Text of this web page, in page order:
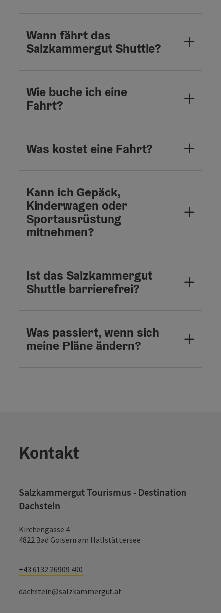
Wann fährt das
Salzkammergut Shuttle?
Wie buche ich eine
Fahrt?
Was kostet eine Fahrt?
Kann ich Gepäck,
Kinderwagen oder
Sportausrüstung
mitnehmen?
Ist das Salzkammergut
Shuttle barrierefrei?
Was passiert, wenn sich
meine Pläne ändern?
Kontakt
Salzkammergut Tourismus - Destination
Dachstein
Kirchengasse 4
4822 Bad Goisern am Hallstättersee
+43 6132 26909 400
dachstein@salzkammergut.at